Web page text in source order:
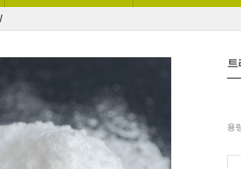
트
용